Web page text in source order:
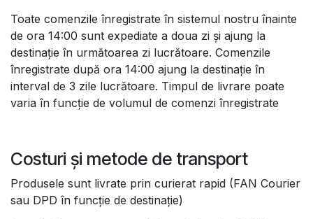
Toate comenzile înregistrate în sistemul nostru înainte
de ora 14:00 sunt expediate a doua zi și ajung la
destinație în următoarea zi lucrătoare. Comenzile
înregistrate după ora 14:00 ajung la destinație în
interval de 3 zile lucrătoare. Timpul de livrare poate
varia în funcție de volumul de comenzi înregistrate
Costuri și metode de transport
Produsele sunt livrate prin curierat rapid (FAN Courier
sau DPD în funcție de destinație)